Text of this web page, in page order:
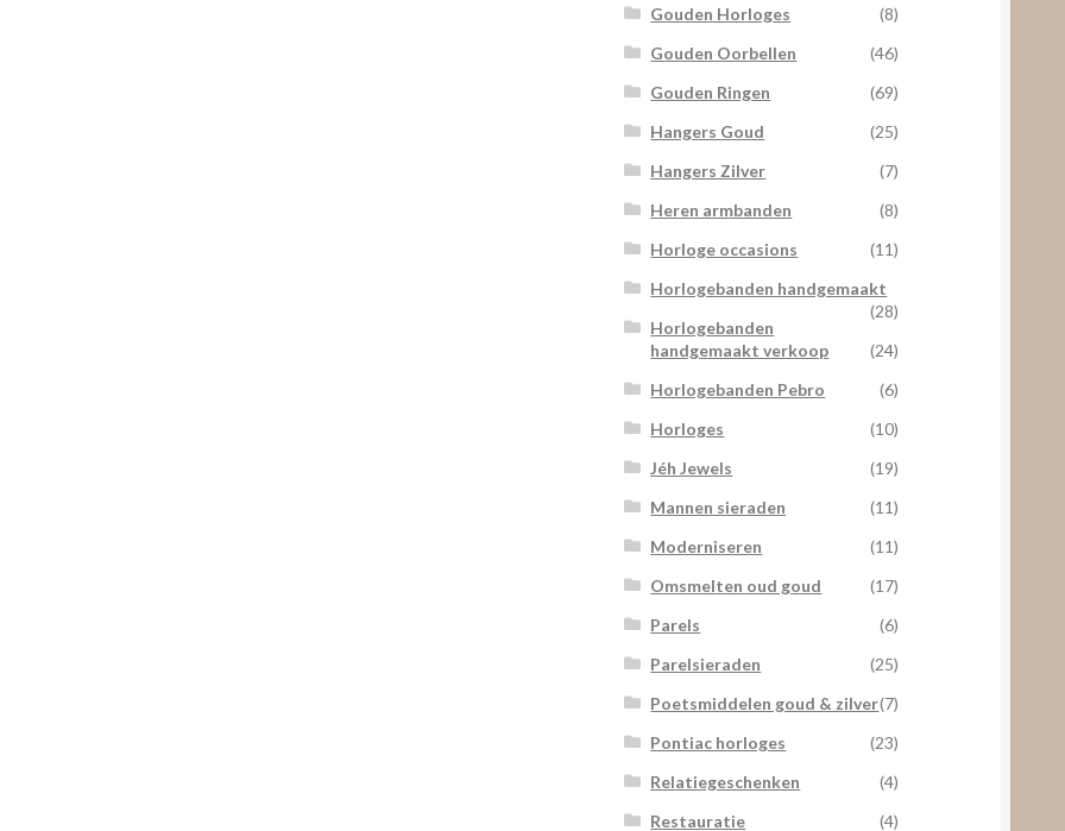
Gouden Horloges
(8)
Gouden Oorbellen
(46)
Gouden Ringen
(69)
Hangers Goud
(25)
Hangers Zilver
(7)
Heren armbanden
(8)
Horloge occasions
(11)
Horlogebanden handgemaakt
(28)
Horlogebanden
handgemaakt verkoop
(24)
Horlogebanden Pebro
(6)
Horloges
(10)
Jéh Jewels
(19)
Mannen sieraden
(11)
Moderniseren
(11)
Omsmelten oud goud
(17)
Parels
(6)
Parelsieraden
(25)
Poetsmiddelen goud & zilver(7)
Pontiac horloges
(23)
Relatiegeschenken
(4)
Restauratie
(4)